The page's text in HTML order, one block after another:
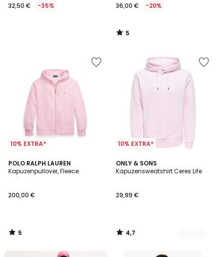
Statt
32,50 € -35% 36,00 € -20%
5
/
10% EXTRA*
POLO RALPH LAUREN
Kapuzenpullover, Fleece
200,00 €
5
/
5
/
10% EXTRA*
ONLY & SONS
Kapuzensweatshirt Ceres Life
29,99 €
4,7
/ 5
9
Farben
4,7
/